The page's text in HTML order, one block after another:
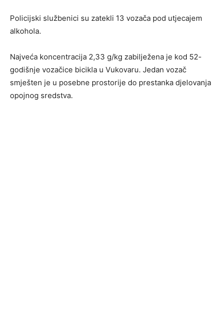
Policijski službenici su zatekli 13 vozača pod utjecajem
alkohola.
Najveća koncentracija 2,33 g/kg zabilježena je kod 52-
godišnje vozačice bicikla u Vukovaru. Jedan vozač
smješten je u posebne prostorije do prestanka djelovanja
opojnog sredstva.